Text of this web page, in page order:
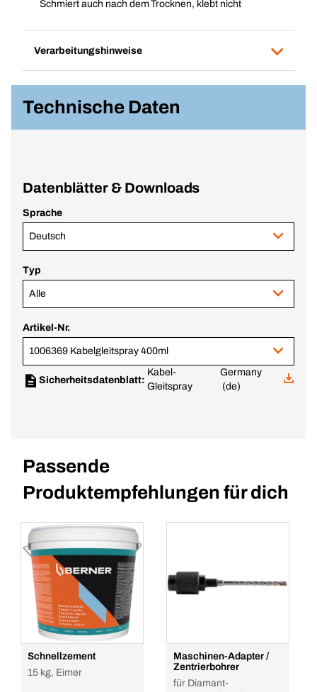
Schmiert auch nach dem Trocknen, klebt nicht
Verarbeitungshinweise
Technische Daten
Datenblätter & Downloads
Sprache
Deutsch
Typ
Alle
Artikel-Nr.
1006369 Kabelgleitspray 400ml
Sicherheitsdatenblatt:
Kabel-
Gleitspray
Germany
(de)
Passende
Produktempfehlungen für dich
Schnellzement
15 kg, Eimer
Maschinen-Adapter /
Zentrierbohrer
für Diamant-